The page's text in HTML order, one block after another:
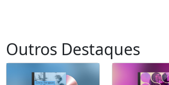
Outros Destaques